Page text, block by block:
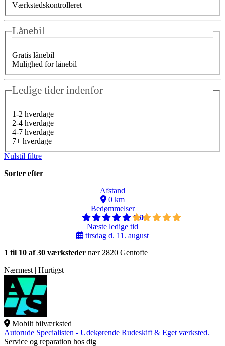
Værkstedskontrolleret
Lånebil
Gratis lånebil
Mulighed for lånebil
Ledige tider indenfor
1-2 hverdage
2-4 hverdage
4-7 hverdage
7+ hverdage
Nulstil filtre
Sorter efter
Afstand
0 km
Bedømmelser
5,0
Næste ledige tid
tirsdag d. 11. august
1 til 10 af 30 værksteder nær 2820 Gentofte
Nærmest | Hurtigst
Mobilt bilværksted
Autorude Specialisten - Udekørende Rudeskift & Eget værksted.
Service og reparation hos dig